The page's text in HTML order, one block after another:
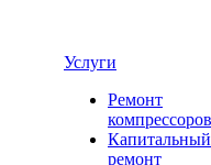
Услуги
Ремонт
компрессоров
Капитальный
ремонт